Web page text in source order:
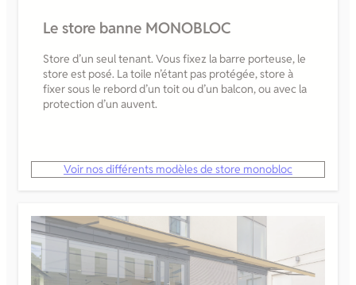
Le store banne MONOBLOC
Store d’un seul tenant. Vous fixez la barre porteuse, le
store est posé. La toile n’étant pas protégée, store à
fixer sous le rebord d’un toit ou d’un balcon, ou avec la
protection d’un auvent.
Voir nos différents modèles de store monobloc